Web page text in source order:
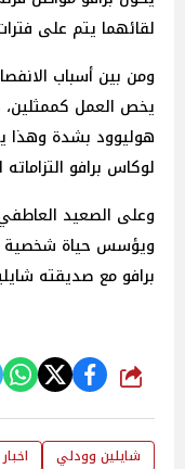
لقائهما يتم على
ومن بين أسباب
يخص العمل
هوليوود بشدة وهذا
لوكاس برافو التزاماته
وعلى الصعيد
ويؤسس حياة شخصية
برافو مع صديقته
شارك
شايلين وودلي